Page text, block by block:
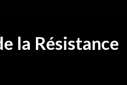
la Résistance